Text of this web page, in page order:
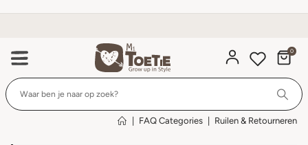
0
FAQ Categories Ruilen & Retourneren